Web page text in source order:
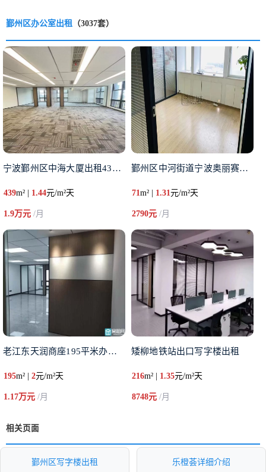
鄞州区办公室出租 （3037套）
宁波鄞州区中海大厦出租439平
439m² | 1.44元/m²天
1.9万元 /月
鄞州区中河街道宁波奥丽赛大厦7
71m² | 1.31元/m²天
2790元/月
老江东天润商座195平米办公室
195m² | 2元/m²天
1.17万元 /月
矮柳地铁站出口写字楼出租
216m² | 1.35元/m²天
8748元/月
相关页面
鄞州区写字楼出租 乐橙荟详细介绍